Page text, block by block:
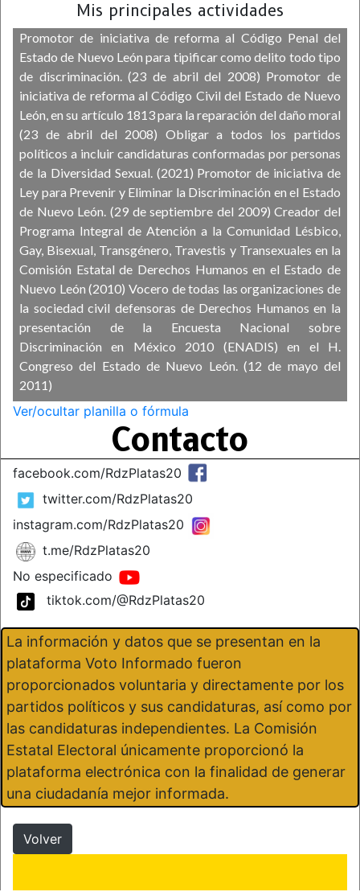
Mis principales actividades
Promotor de iniciativa de reforma al Código Penal del
Estado de Nuevo León para tipificar como delito todo tipo
de discriminación. (23 de abril del 2008) Promotor de
iniciativa de reforma al Código Civil del Estado de Nuevo
León, en su artículo 1813 para la reparación del daño moral
(23 de abril del 2008) Obligar a todos los partidos
políticos a incluir candidaturas conformadas por personas
de la Diversidad Sexual. (2021) Promotor de iniciativa de
Ley para Prevenir y Eliminar la Discriminación en el Estado
de Nuevo León. (29 de septiembre del 2009) Creador del
Programa Integral de Atención a la Comunidad Lésbico,
Gay, Bisexual, Transgénero, Travestis y Transexuales en la
Comisión Estatal de Derechos Humanos en el Estado de
Nuevo León (2010) Vocero de todas las organizaciones de
la sociedad civil defensoras de Derechos Humanos en la
presentación de la Encuesta Nacional sobre
Discriminación en México 2010 (ENADIS) en el H.
Congreso del Estado de Nuevo León. (12 de mayo del
2011)
Ver/ocultar planilla o fórmula
Contacto
facebook.com/RdzPlatas20
twitter.com/RdzPlatas20
instagram.com/RdzPlatas20
t.me/RdzPlatas20
No especificado
tiktok.com/@RdzPlatas20
La información y datos que se presentan en la
plataforma Voto Informado fueron
proporcionados voluntaria y directamente por los
partidos políticos y sus candidaturas, así como por
las candidaturas independientes. La Comisión
Estatal Electoral únicamente proporcionó la
plataforma electrónica con la finalidad de generar
una ciudadanía mejor informada.
Volver